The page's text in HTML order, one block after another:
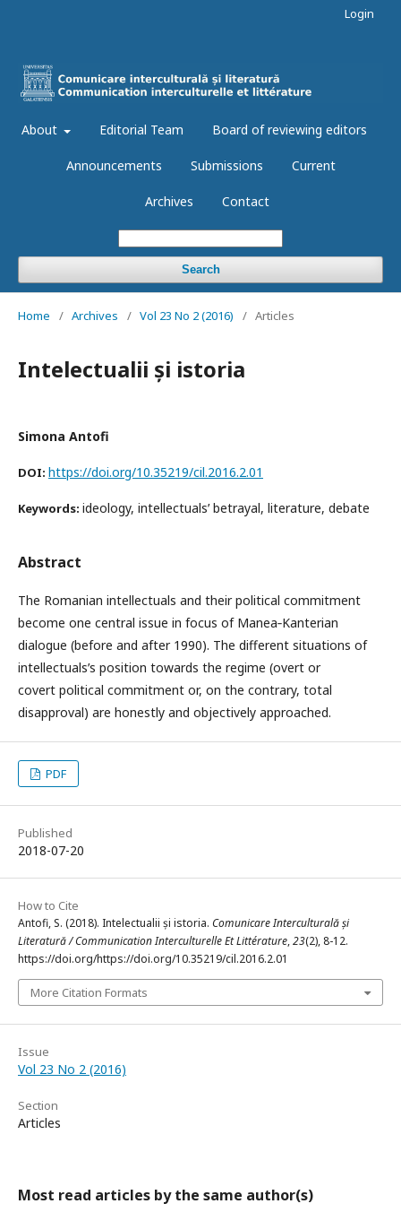
About Editorial Team Board of reviewing editors
Announcements Submissions Current
Archives Contact
Search
Login
Home / Archives / Vol 23 No 2 (2016) / Articles
Intelectualii și istoria
Simona Antofi
DOI: https://doi.org/10.35219/cil.2016.2.01
Keywords: ideology, intellectualsʹ betrayal, literature, debate
Abstract
The Romanian intellectuals and their political commitment
become one central issue in focus of Manea‐Kanterian
dialogue (before and after 1990). The different situations of
intellectualsʹs position towards the regime (overt or
covert political commitment or, on the contrary, total
disapproval) are honestly and objectively approached.
PDF
Published
2018-07-20
How to Cite
Antofi, S. (2018). Intelectualii și istoria. Comunicare Interculturală și
Literatură / Communication Interculturelle Et Littérature,23(2), 8-12.
https://doi.org/https://doi.org/10.35219/cil.2016.2.01
More Citation Formats
Issue
Vol 23 No 2 (2016)
Section
Articles
Most read articles by the same author(s)